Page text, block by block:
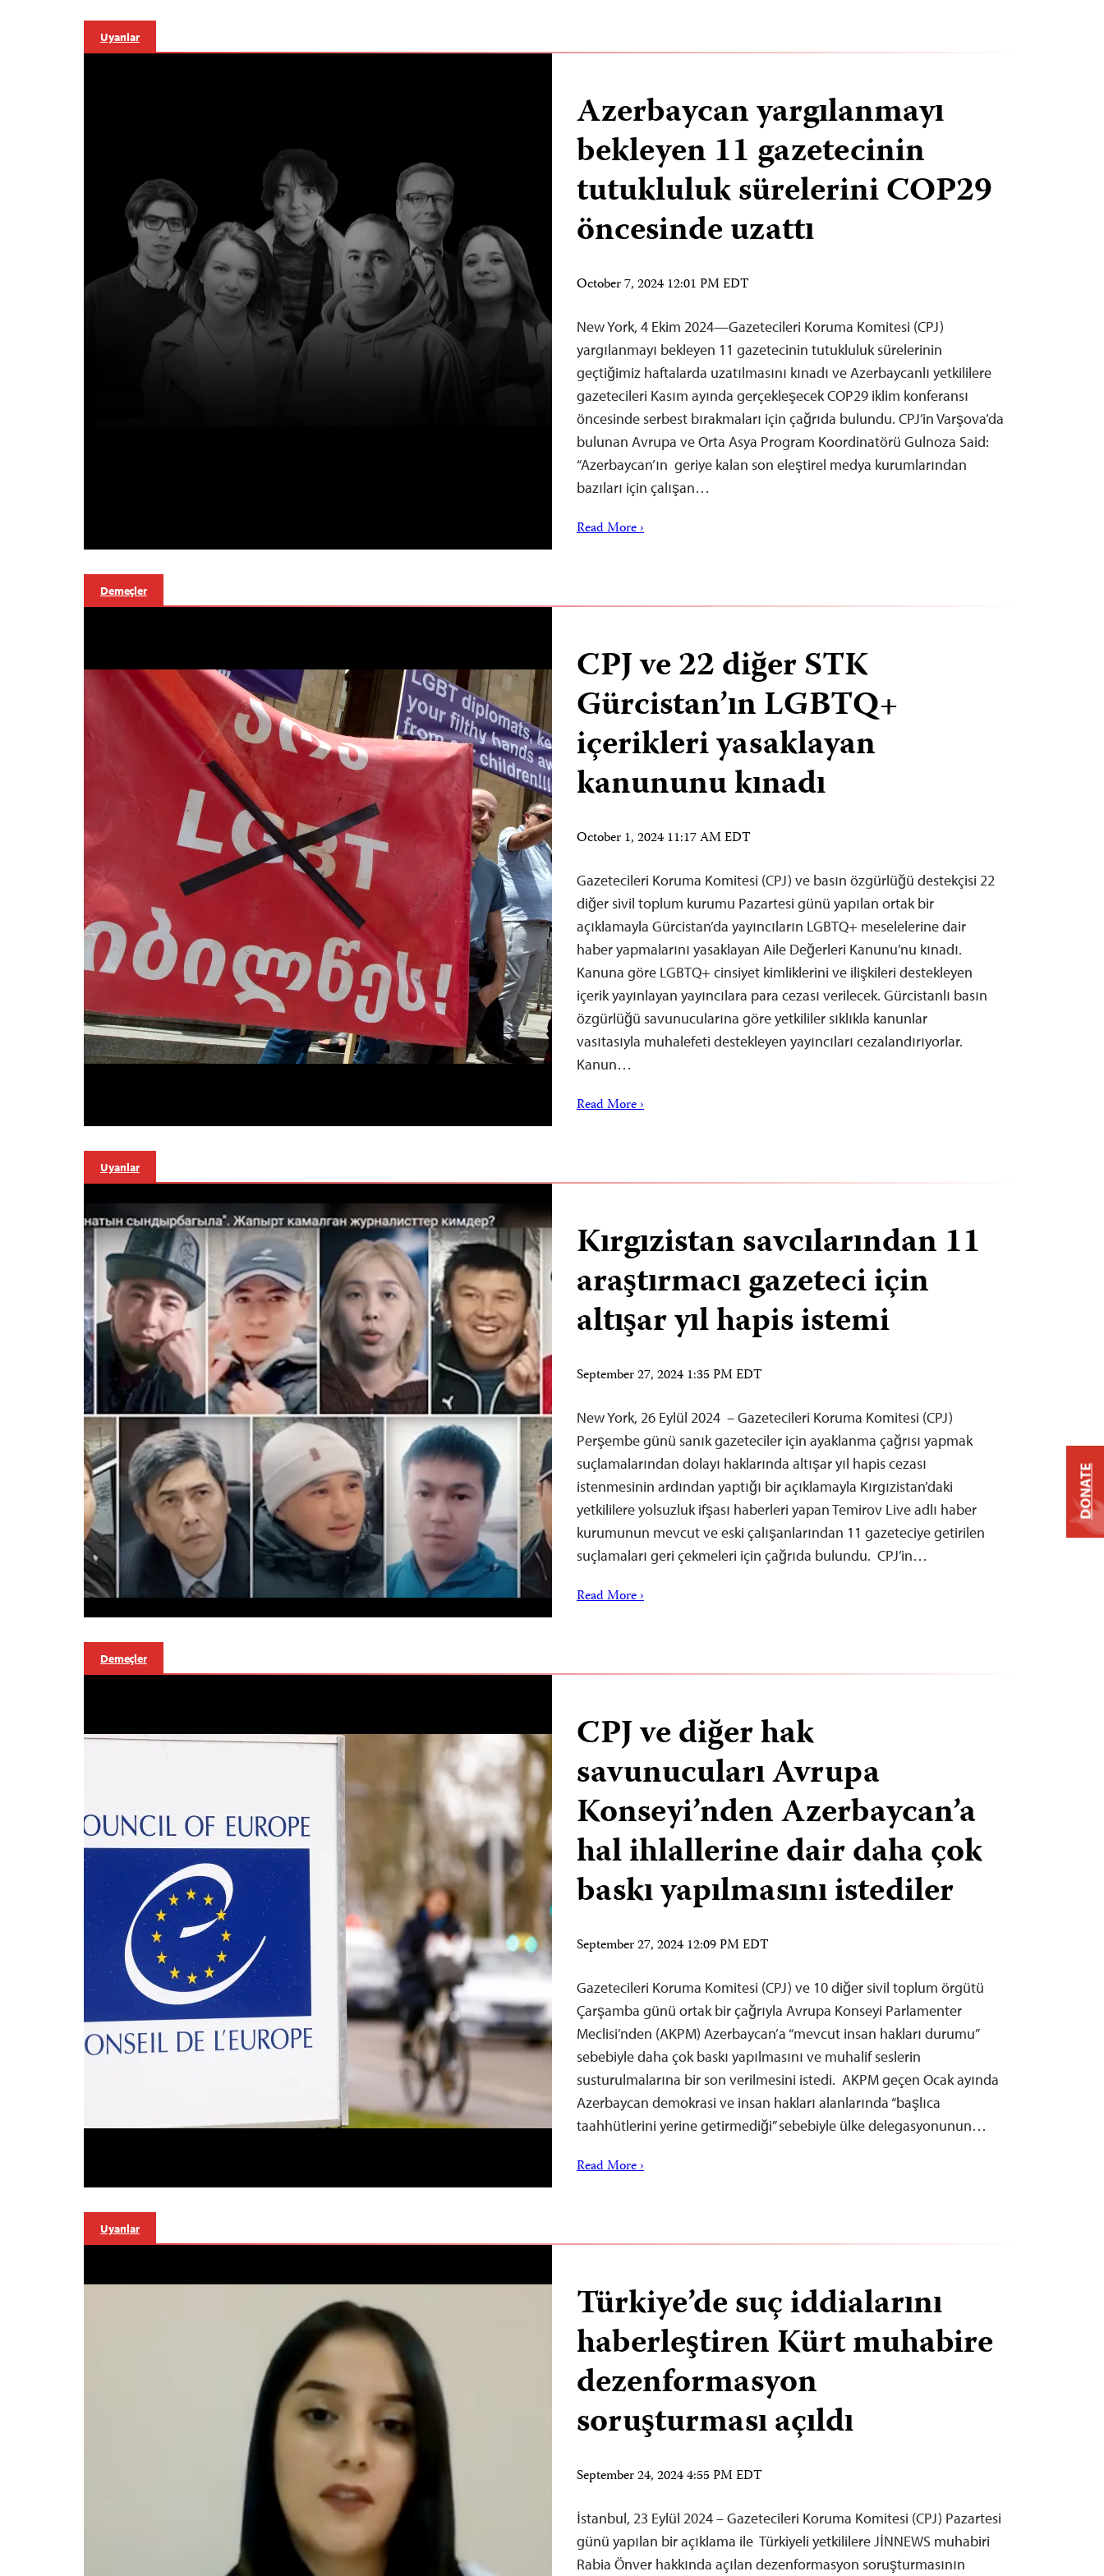
Uyarılar
Azerbaycan yargılanmayı
bekleyen 11 gazetecinin
tutukluluk sürelerini COP29
öncesinde uzattı
October 7, 2024 12:01 PM EDT
New York, 4 Ekim 2024—Gazetecileri Koruma Komitesi (CPJ)
yargılanmayı bekleyen 11 gazetecinin tutukluluk sürelerinin
geçtiğimiz haftalarda uzatılmasını kınadı ve Azerbaycanlı yetkililere
gazetecileri Kasım ayında gerçekleşecek COP29 iklim konferansı
öncesinde serbest bırakmaları için çağrıda bulundu. CPJ’in Varşova’da
bulunan Avrupa ve Orta Asya Program Koordinatörü Gulnoza Said:
“Azerbaycan’ın geriye kalan son eleştirel medya kurumlarından
bazıları için çalışan…
Read More ›
Demeçler
CPJ ve 22 diğer STK
Gürcistan’ın LGBTQ+
içerikleri yasaklayan
kanununu kınadı
October 1, 2024 11:17 AM EDT
Gazetecileri Koruma Komitesi (CPJ) ve basın özgürlüğü destekçisi 22
diğer sivil toplum kurumu Pazartesi günü yapılan ortak bir
açıklamayla Gürcistan’da yayıncıların LGBTQ+ meselelerine dair
haber yapmalarını yasaklayan Aile Değerleri Kanunu’nu kınadı.
Kanuna göre LGBTQ+ cinsiyet kimliklerini ve ilişkileri destekleyen
içerik yayınlayan yayıncılara para cezası verilecek. Gürcistanlı basın
özgürlüğü savunucularına göre yetkililer sıklıkla kanunlar
vasıtasıyla muhalefeti destekleyen yayıncıları cezalandırıyorlar.
Kanun…
Read More ›
Uyarılar
Kırgızistan savcılarından 11
araştırmacı gazeteci için
altışar yıl hapis istemi
September 27, 2024 1:35 PM EDT
New York, 26 Eylül 2024 – Gazetecileri Koruma Komitesi (CPJ)
Perşembe günü sanık gazeteciler için ayaklanma çağrısı yapmak
suçlamalarından dolayı haklarında altışar yıl hapis cezası
istenmesinin ardından yaptığı bir açıklamayla Kırgızistan’daki
yetkililere yolsuzluk ifşası haberleri yapan Temirov Live adlı haber
kurumunun mevcut ve eski çalışanlarından 11 gazeteciye getirilen
suçlamaları geri çekmeleri için çağrıda bulundu. CPJ’in…
Read More ›
Demeçler
CPJ ve diğer hak
savunucuları Avrupa
Konseyi’nden Azerbaycan’a
hal ihlallerine dair daha çok
baskı yapılmasını istediler
September 27, 2024 12:09 PM EDT
Gazetecileri Koruma Komitesi (CPJ) ve 10 diğer sivil toplum örgütü
Çarşamba günü ortak bir çağrıyla Avrupa Konseyi Parlamenter
Meclisi’nden (AKPM) Azerbaycan’a “mevcut insan hakları durumu”
sebebiyle daha çok baskı yapılmasını ve muhalif seslerin
susturulmalarına bir son verilmesini istedi. AKPM geçen Ocak ayında
Azerbaycan demokrasi ve insan hakları alanlarında “başlıca
taahhütlerini yerine getirmediği” sebebiyle ülke delegasyonunun…
Read More ›
Uyarılar
Türkiye’de suç iddialarını
haberleştiren Kürt muhabire
dezenformasyon
soruşturması açıldı
September 24, 2024 4:55 PM EDT
İstanbul, 23 Eylül 2024 – Gazetecileri Koruma Komitesi (CPJ) Pazartesi
günü yapılan bir açıklama ile Türkiyeli yetkililere JİNNEWS muhabiri
Rabia Önver hakkında açılan dezenformasyon soruşturmasının
DONATE